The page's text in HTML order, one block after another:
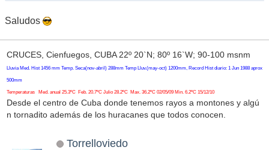
Saludos
CRUCES, Cienfuegos, CUBA 22º 20`N; 80º 16`W; 90-100 msnm
Lluvia Med. Hist 1456 mm Temp. Seca(nov-abril) 288mm Temp Lluv.(may-oct) 1200mm, Record Hist diario: 1 Jun 1988 aprox
500mm
Temperaturas Med. anual 25.3ºC Feb. 20.7ºC Julio 28.2ºC Max. 36.2ºC 02/05/09 Min. 6.2ºC 15/12/10
Desde el centro de Cuba donde tenemos rayos a montones y algú
n tornadito además de los huracanes que todos conocen.
Torrelloviedo